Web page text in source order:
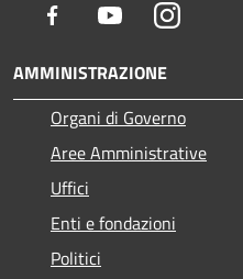
Facebook YoutubeInstagram
AMMINISTRAZIONE
Organi di Governo
Aree Amministrative
Uffici
Enti e fondazioni
Politici